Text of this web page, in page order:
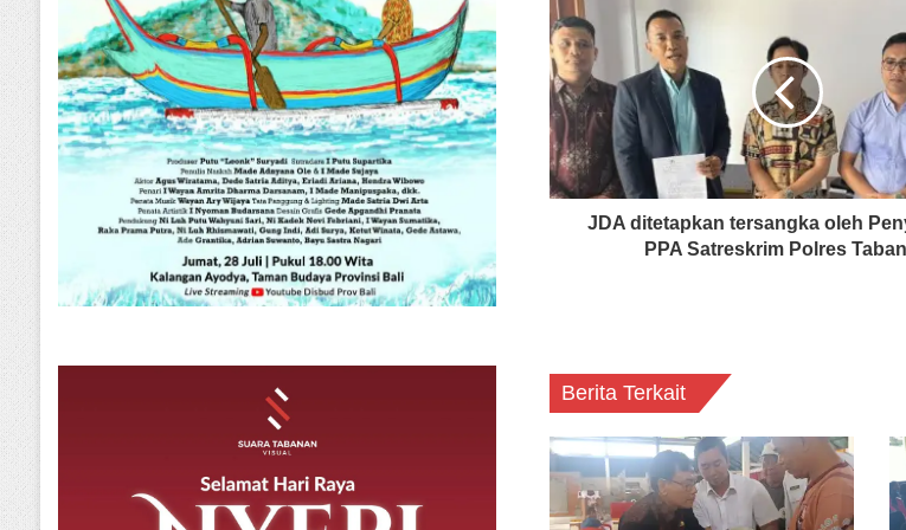
JDA ditetapkan tersangka oleh
PPA Satreskrim Polres
Berita Terkait